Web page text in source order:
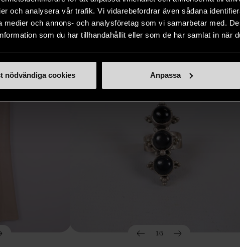
och analysera vår trafik. Vi vidarebefordrar även sådana
medier och annons- och analysföretag som vi samarbetar med.
som du har tillhandahållit eller som de har samlat in när
nödvändiga cookies Anpassa
Hitta produkter som påminner om
1/5